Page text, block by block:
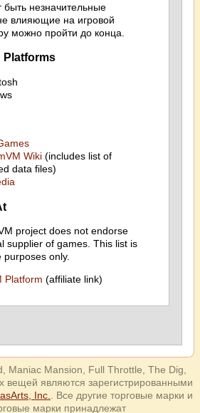
быть незначительные
влияющие на игровой
можно пройти до конца.
Platforms
Wiki(includes list of
data files)
project does not endorse
supplier of games. This list is
only.
Platform (affiliate link)
Maniac Mansion, Full Throttle, The Dig,
вещей являются зарегистрированными
Inc.
. Все другие торговые марки и
марки принадлежат